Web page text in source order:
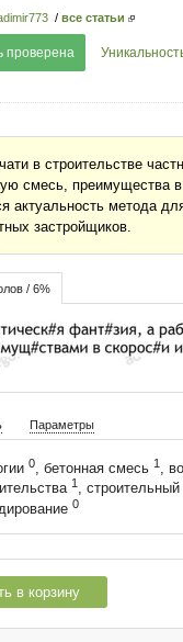
/ все статьи
проверена
в строительстве
смесь, преимущества
актуальность метода
застройщиков.
/ 6%
Параметры
0, бетонная смесь 1,
1 , строительный
0
в корзину